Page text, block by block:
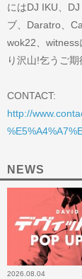
にはDJ IKU、
ブ、Daratro、
wok22、witness
り沢山!乞うご期
CONTACT:
http://
NEWS
2026.08.04